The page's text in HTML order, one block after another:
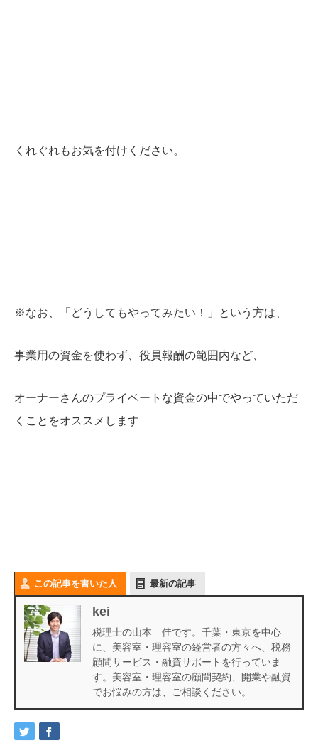
くれぐれもお気を付けください。
※なお、「どうしてもやってみたい！」という方は、
事業用の資金を使わず、役員報酬の範囲内など、
オーナーさんのプライベートな資金の中でやっていただ
くことをオススメします
この記事を書いた人 最新の記事
kei
税理士の山本 佳です。千葉・東京を中心
に、美容室・理容室の経営者の方々へ、税務
顧問サービス・融資サポートを行っていま
す。美容室・理容室の顧問契約、開業や融資
でお悩みの方は、ご相談ください。